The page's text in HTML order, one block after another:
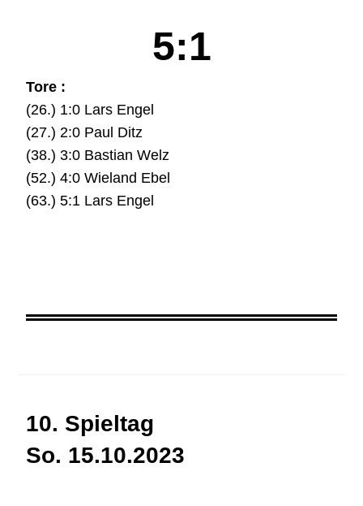
5:1
Tore :
(26.) 1:0 Lars Engel
(27.) 2:0 Paul Ditz
(38.) 3:0 Bastian Welz
(52.) 4:0 Wieland Ebel
(63.) 5:1 Lars Engel
10. Spieltag
So. 15.10.2023